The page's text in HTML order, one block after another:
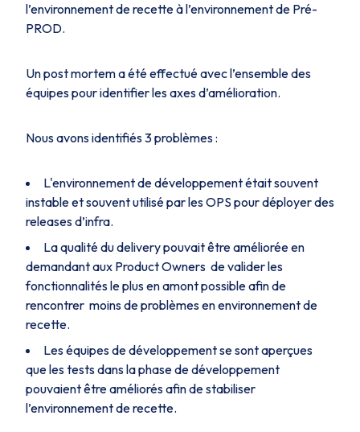
l’environnement de recette à l’environnement de Pré-
PROD.
Un post mortem a été effectué avec l’ensemble des
équipes pour identifier les axes d’amélioration.
Nous avons identifiés 3 problèmes :
L'environnement de développement était souvent
instable et souvent utilisé par les OPS pour déployer des
releases d’infra.
La qualité du delivery pouvait être améliorée en
demandant aux Product Owners de valider les
fonctionnalités le plus en amont possible afin de
rencontrer moins de problèmes en environnement de
recette.
Les équipes de développement se sont aperçues
que les tests dans la phase de développement
pouvaient être améliorés afin de stabiliser
l’environnement de recette.